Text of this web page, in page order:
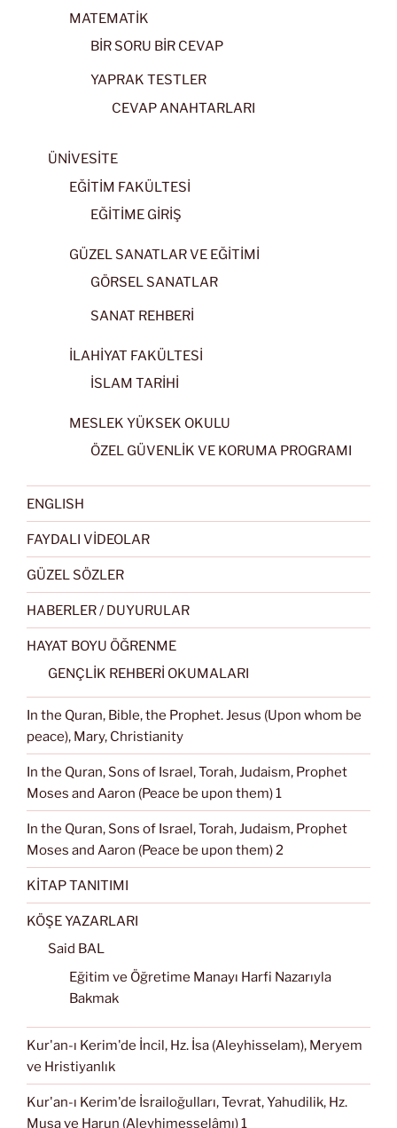
MATEMATİK
BİR SORU BİR CEVAP
YAPRAK TESTLER
CEVAP ANAHTARLARI
ÜNİVESİTE
EĞİTİM FAKÜLTESİ
EĞİTİME GİRİŞ
GÜZEL SANATLAR VE EĞİTİMİ
GÖRSEL SANATLAR
SANAT REHBERİ
İLAHİYAT FAKÜLTESİ
İSLAM TARİHİ
MESLEK YÜKSEK OKULU
ÖZEL GÜVENLİK VE KORUMA PROGRAMI
ENGLISH
FAYDALI VİDEOLAR
GÜZEL SÖZLER
HABERLER / DUYURULAR
HAYAT BOYU ÖĞRENME
GENÇLİK REHBERİ OKUMALARI
In the Quran, Bible, the Prophet. Jesus (Upon whom be
peace), Mary, Christianity
In the Quran, Sons of Israel, Torah, Judaism, Prophet
Moses and Aaron (Peace be upon them) 1
In the Quran, Sons of Israel, Torah, Judaism, Prophet
Moses and Aaron (Peace be upon them) 2
KİTAP TANITIMI
KÖŞE YAZARLARI
Said BAL
Eğitim ve Öğretime Manayı Harfi Nazarıyla
Bakmak
Kur'an-ı Kerim'de İncil, Hz. İsa (Aleyhisselam), Meryem
ve Hristiyanlık
Kur'an-ı Kerim'de İsrailoğulları, Tevrat, Yahudilik, Hz.
Musa ve Harun (Aleyhimesselâmı) 1